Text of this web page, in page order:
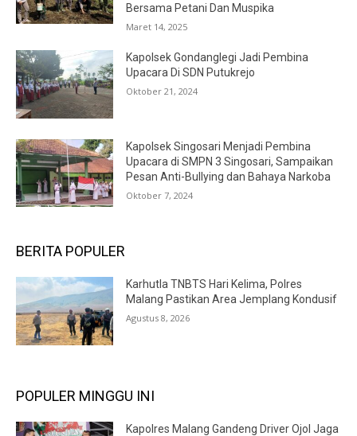
Bersama Petani Dan Muspika
Maret 14, 2025
Kapolsek Gondanglegi Jadi Pembina
Upacara Di SDN Putukrejo
Oktober 21, 2024
Kapolsek Singosari Menjadi Pembina
Upacara di SMPN 3 Singosari, Sampaikan
Pesan Anti-Bullying dan Bahaya Narkoba
Oktober 7, 2024
BERITA POPULER
Karhutla TNBTS Hari Kelima, Polres
Malang Pastikan Area Jemplang Kondusif
Agustus 8, 2026
POPULER MINGGU INI
Kapolres Malang Gandeng Driver Ojol Jaga